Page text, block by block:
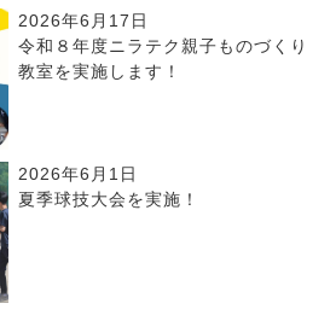
2026年6月17日
令和８年度ニラテク親子ものづくり
教室を実施します！
2026年6月1日
夏季球技大会を実施！